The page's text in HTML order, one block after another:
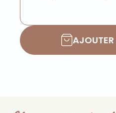
AJOUTER